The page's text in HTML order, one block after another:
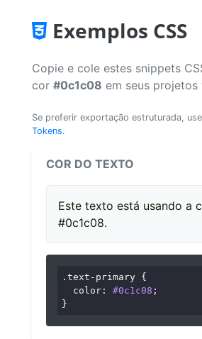
Exemplos CSS
Copie e cole estes snippets
cor #0c1c08 em seus projetos
Se preferir exportação estruturada,
Tokens.
COR DO TEXTO
Este texto está usando a
#0c1c08.
.text-primary {
color : #0c1c08 ;
}